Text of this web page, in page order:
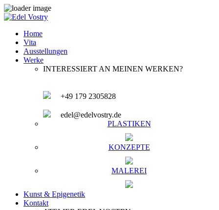
Home
Vita
Ausstellungen
Werke
INTERESSIERT AN MEINEN WERKEN?
+49 179 2305828
edel@edelvostry.de
PLASTIKEN
KONZEPTE
MALEREI
Kunst & Epigenetik
Kontakt